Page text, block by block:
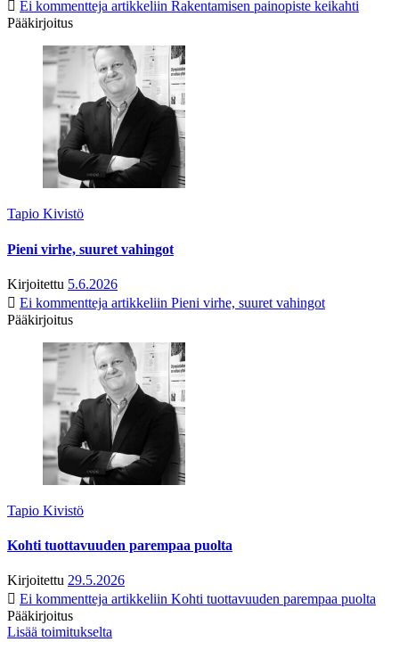
Ei kommentteja artikkeliin Rakentamisen painopiste keikahti
Pääkirjoitus
Tapio Kivistö
Pieni virhe, suuret vahingot
Kirjoitettu 5.6.2026
Ei kommentteja artikkeliin Pieni virhe, suuret vahingot
Pääkirjoitus
Tapio Kivistö
Kohti tuottavuuden parempaa puolta
Kirjoitettu 29.5.2026
Ei kommentteja artikkeliin Kohti tuottavuuden parempaa puolta
Pääkirjoitus
Lisää toimitukselta